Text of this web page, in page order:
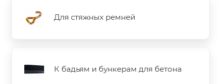
Для стяжных ремней
К бадьям и бункерам для бетона